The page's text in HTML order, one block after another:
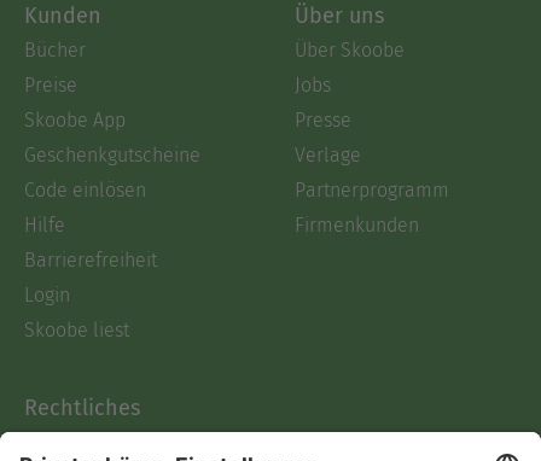
Kunden
Bücher
Preise
Skoobe App
Geschenkgutscheine
Code einlösen
Hilfe
Barrierefreiheit
Login
Skoobe liest
Über uns
Über Skoobe
Jobs
Presse
Verlage
Partnerprogramm
Firmenkunden
Rechtliches